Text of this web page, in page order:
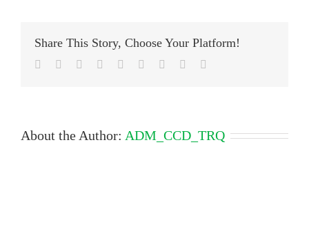
Share This Story, Choose Your Platform!
Facebook
TwitterLinkedIn
Reddit Google+
TumblrPinterest
About the Author: ADM_CCD_TRQ